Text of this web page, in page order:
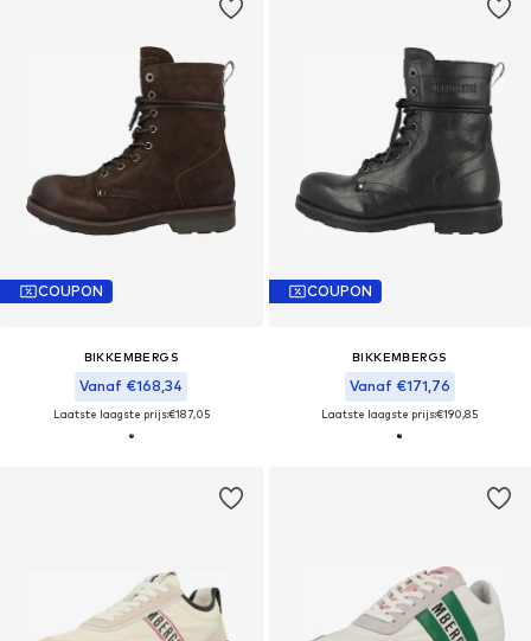
COUPON
BIKKEMBERGS
Vanaf €168,34
Laatste laagste prijs:€187,05
COUPON
BIKKEMBERGS
Vanaf €171,76
Laatste laagste prijs:€190,85